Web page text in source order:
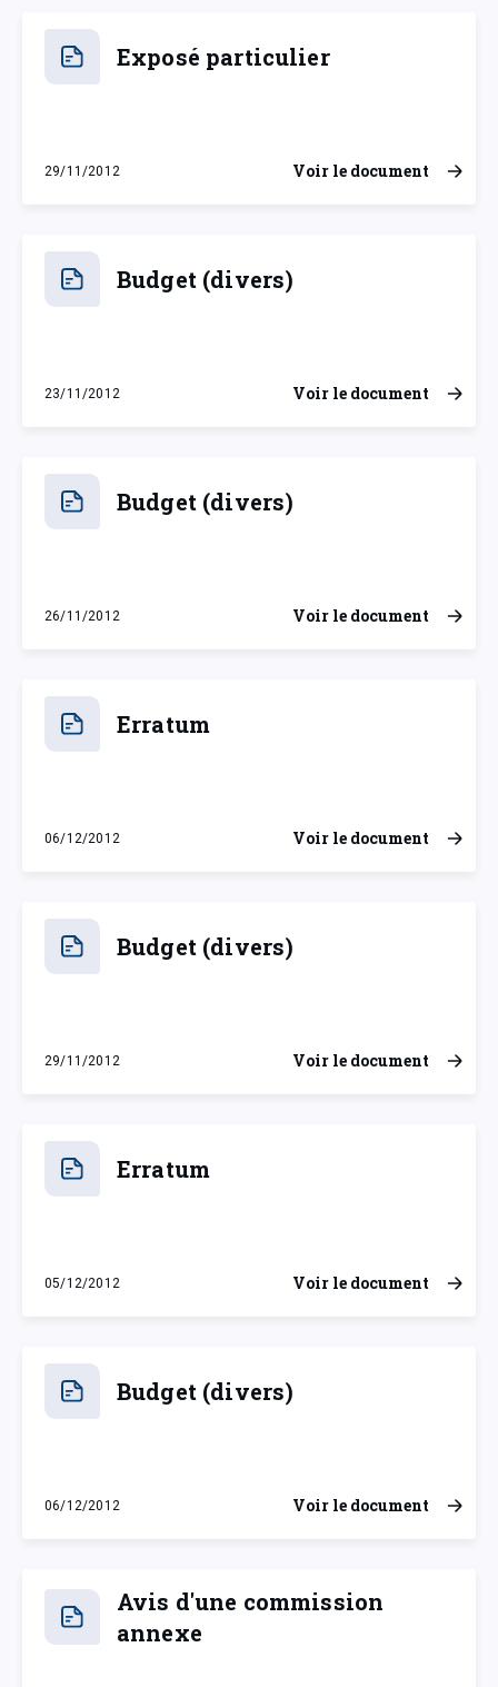
Exposé particulier
29/11/2012
jeudi 29 novembre 2012
Voir le document
Budget (divers)
23/11/2012
vendredi 23 novembre 2012
Voir le document
Budget (divers)
26/11/2012
lundi 26 novembre 2012
Voir le document
Erratum
06/12/2012
jeudi 6 décembre 2012
Voir le document
Budget (divers)
29/11/2012
jeudi 29 novembre 2012
Voir le document
Erratum
05/12/2012
mercredi 5 décembre 2012
Voir le document
Budget (divers)
06/12/2012
jeudi 6 décembre 2012
Voir le document
Avis d'une commission
annexe